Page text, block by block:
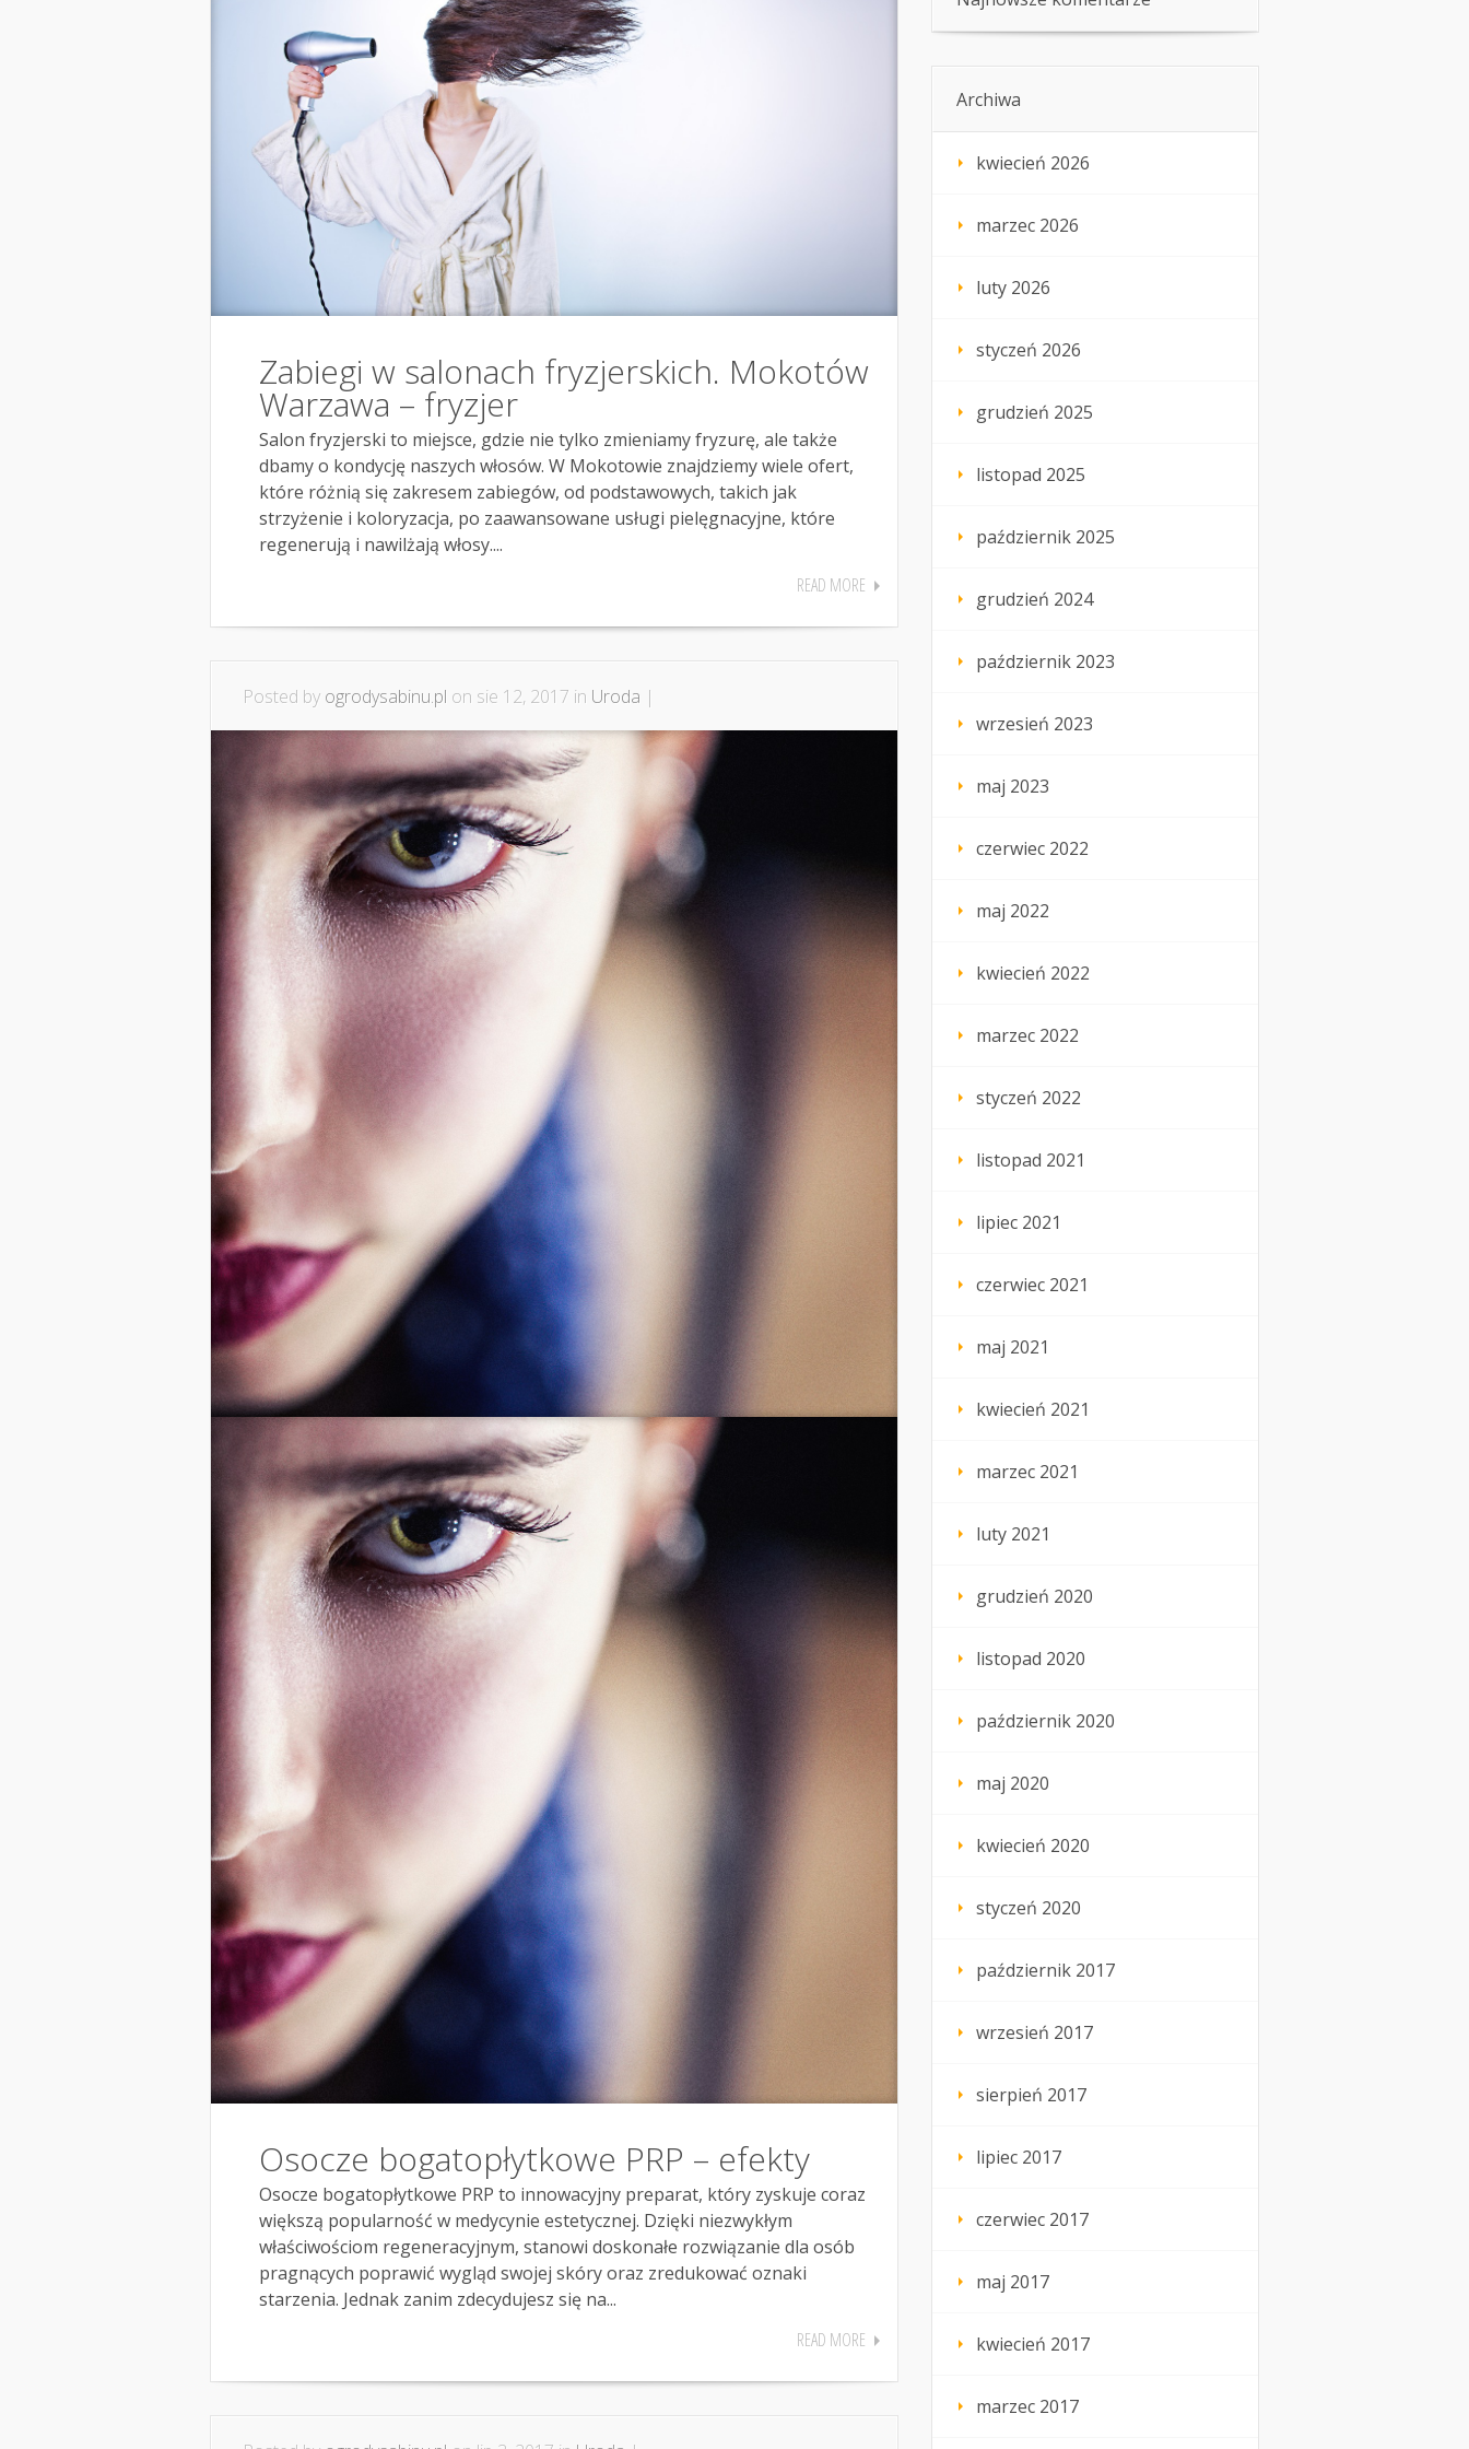
Zabiegi w salonach fryzjerskich. Mokotów
Warzawa – fryzjer
Salon fryzjerski to miejsce, gdzie nie tylko zmieniamy fryzurę, ale także
dbamy o kondycję naszych włosów. W Mokotowie znajdziemy wiele ofert,
które różnią się zakresem zabiegów, od podstawowych, takich jak
strzyżenie i koloryzacja, po zaawansowane usługi pielęgnacyjne, które
regenerują i nawilżają włosy....
READ MORE
Posted by ogrodysabinu.pl on sie 12, 2017 in Uroda |
Osocze bogatopłytkowe PRP – efekty
Osocze bogatopłytkowe PRP to innowacyjny preparat, który zyskuje coraz
większą popularność w medycynie estetycznej. Dzięki niezwykłym
właściwościom regeneracyjnym, stanowi doskonałe rozwiązanie dla osób
pragnących poprawić wygląd swojej skóry oraz zredukować oznaki
starzenia. Jednak zanim zdecydujesz się na...
READ MORE
Archiwa
kwiecień 2026
marzec 2026
luty 2026
styczeń 2026
grudzień 2025
listopad 2025
październik 2025
grudzień 2024
październik 2023
wrzesień 2023
maj 2023
czerwiec 2022
maj 2022
kwiecień 2022
marzec 2022
styczeń 2022
listopad 2021
lipiec 2021
czerwiec 2021
maj 2021
kwiecień 2021
marzec 2021
luty 2021
grudzień 2020
listopad 2020
październik 2020
maj 2020
kwiecień 2020
styczeń 2020
październik 2017
wrzesień 2017
sierpień 2017
lipiec 2017
czerwiec 2017
maj 2017
kwiecień 2017
marzec 2017